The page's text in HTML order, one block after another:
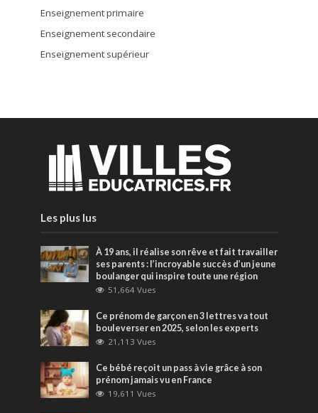
Enseignement primaire
Enseignement secondaire
Enseignement supérieur
Les plus lus
À 19 ans, il réalise son rêve et fait travailler
ses parents : l’incroyable succès d’un jeune
boulanger qui inspire toute une région
51,664 Vues
Ce prénom de garçon en 3 lettres va tout
bouleverser en 2025, selon les experts
21,113 Vues
Ce bébé reçoit un pass à vie grâce à son
prénom jamais vu en France
19,611 Vues